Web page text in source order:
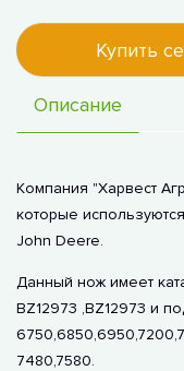
Купить
Описание
Компания "Харвест
которые
John Deere.
Данный нож имеет
BZ12973 ,BZ12973 и
7480,7580.